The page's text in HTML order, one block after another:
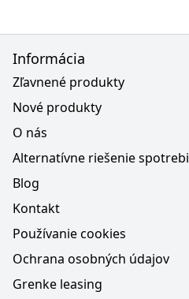
Informácia
Zľavnené produkty
Nové produkty
O nás
Alternatívne riešenie
Blog
Kontakt
Používanie cookies
Ochrana osobných údajov
Grenke leasing